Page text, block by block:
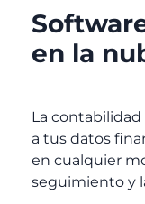
en la
La
a tus datos
en cualquier
seguimiento y